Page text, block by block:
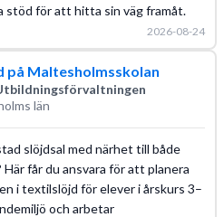
stöd för att hitta sin väg framåt.
2026-08-24
på Maltesholmsskolan
län
slöjdsal med närhet till både
får du ansvara för att planera
i textilslöjd för elever i årskurs 3–
och arbetar